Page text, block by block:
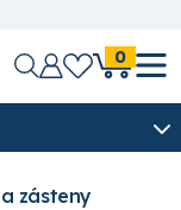
0
zásteny